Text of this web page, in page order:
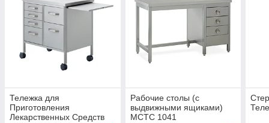
Тележка для
Приготовления
Лекарственных Средств
Рабочие столы (с
выдвижными ящиками)
MCTC 1041